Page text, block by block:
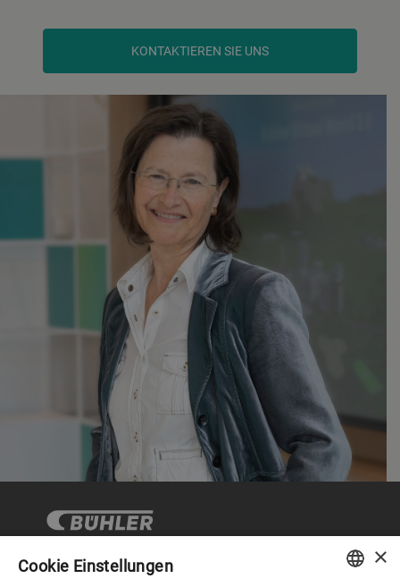
KONTAKTIEREN SIE UNS
×
Cookie Einstellungen